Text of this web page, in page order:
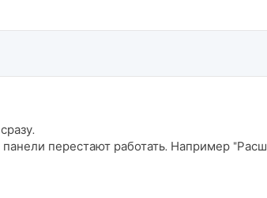
перестают работать. Например